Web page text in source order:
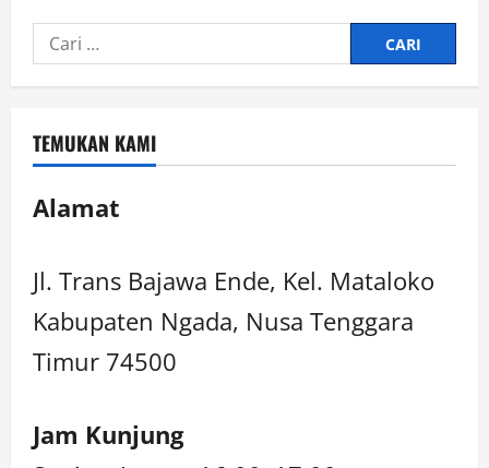
TEMUKAN KAMI
Alamat
Jl. Trans Bajawa Ende, Kel. Mataloko
Kabupaten Ngada, Nusa Tenggara
Timur 74500
Jam Kunjung